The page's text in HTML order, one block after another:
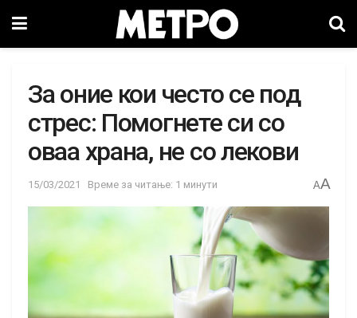
За оние кои често се под
стрес: Помогнете си со
оваа храна, не со лекови
15/03/2021 Време за читање: 1 минути AA